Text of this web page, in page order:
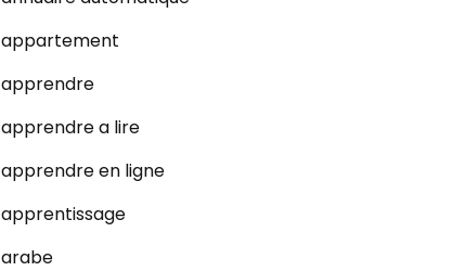
appartement
apprendre
apprendre a lire
apprendre en ligne
apprentissage
arabe